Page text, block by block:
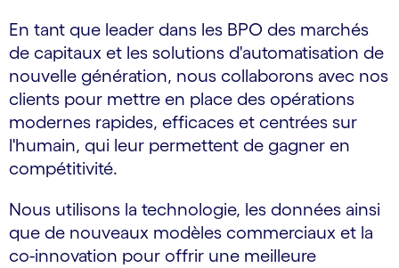
En tant que leader dans les BPO des marchés
de capitaux et les solutions d'automatisation de
nouvelle génération, nous collaborons avec nos
clients pour mettre en place des opérations
modernes rapides, efficaces et centrées sur
l'humain, qui leur permettent de gagner en
compétitivité.
Nous utilisons la technologie, les données ainsi
que de nouveaux modèles commerciaux et la
co-innovation pour offrir une meilleure